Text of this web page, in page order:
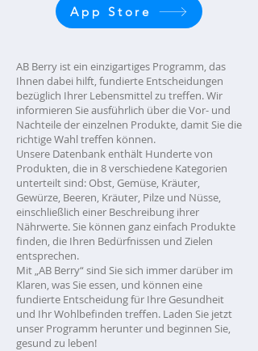
App Store
AB Berry ist ein einzigartiges Programm, das
Ihnen dabei hilft, fundierte Entscheidungen
bezüglich Ihrer Lebensmittel zu treffen. Wir
informieren Sie ausführlich über die Vor- und
Nachteile der einzelnen Produkte, damit Sie die
richtige Wahl treffen können.
Unsere Datenbank enthält Hunderte von
Produkten, die in 8 verschiedene Kategorien
unterteilt sind: Obst, Gemüse, Kräuter,
Gewürze, Beeren, Kräuter, Pilze und Nüsse,
einschließlich einer Beschreibung ihrer
Nährwerte. Sie können ganz einfach Produkte
finden, die Ihren Bedürfnissen und Zielen
entsprechen.
Mit „AB Berry“ sind Sie sich immer darüber im
Klaren, was Sie essen, und können eine
fundierte Entscheidung für Ihre Gesundheit
und Ihr Wohlbefinden treffen. Laden Sie jetzt
unser Programm herunter und beginnen Sie,
gesund zu leben!